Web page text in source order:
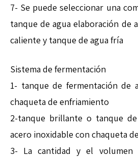
7- Se puede seleccionar una
tanque de agua elaboración de
caliente y tanque de agua fría
Sistema de fermentación
1- tanque de fermentación de
chaqueta de enfriamiento
2-tanque brillante o tanque de
acero inoxidable con chaqueta
3- La cantidad y el